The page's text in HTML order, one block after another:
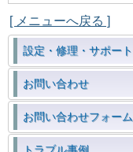
[ メニューへ戻る ]
設定・修理・サポート
お問い合わせ
お問い合わせフォーム